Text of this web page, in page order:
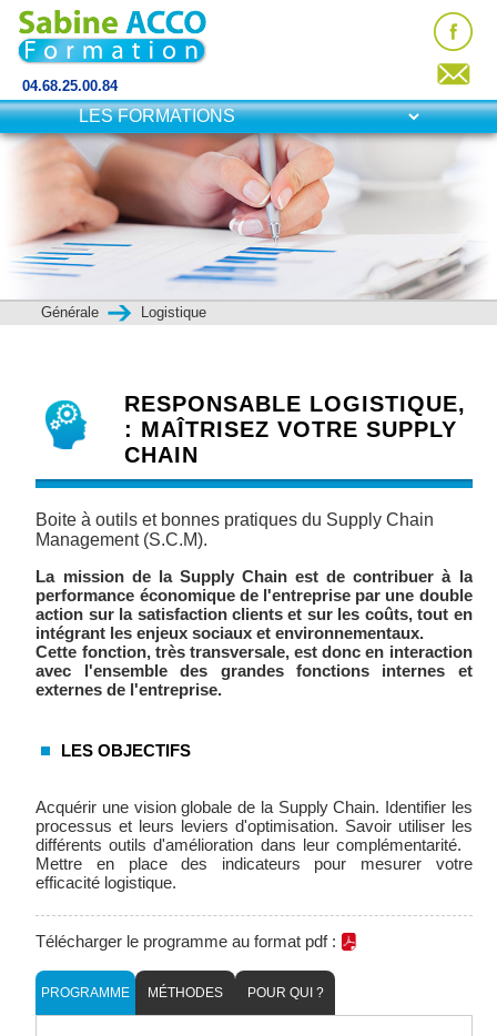
04.68.25.00.84
Générale Logistique
RESPONSABLE LOGISTIQUE,
: MAÎTRISEZ VOTRE SUPPLY
CHAIN
Boite à outils et bonnes pratiques du Supply Chain
Management (S.C.M).
La mission de la Supply Chain est de contribuer à la
performance économique de l'entreprise par une double
action sur la satisfaction clients et sur les coûts, tout en
intégrant les enjeux sociaux et environnementaux.
Cette fonction, très transversale, est donc en interaction
avec l'ensemble des grandes fonctions internes et
externes de l'entreprise.
LES OBJECTIFS
Acquérir une vision globale de la Supply Chain. Identifier les
processus et leurs leviers d'optimisation. Savoir utiliser les
différents outils d'amélioration dans leur complémentarité.
Mettre en place des indicateurs pour mesurer votre
efficacité logistique.
Télécharger le programme au format pdf :
PROGRAMME MÉTHODES POUR QUI ?